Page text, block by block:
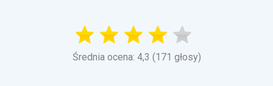
Średnia ocena: 4,3 (171 głosy)